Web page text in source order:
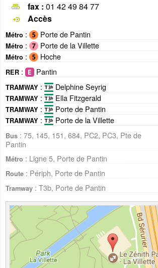
fax : 01 42 49 84 77
Accès
Métro : Porte de Pantin
Métro : Porte de la Villette
Métro : Hoche
RER : Pantin
TRAMWAY : Delphine Seyrig
TRAMWAY : Ella Fitzgerald
TRAMWAY : Porte de Pantin
TRAMWAY : Porte de la Villette
Bus : 75, 145, 151, 684, PC2, PC3, Pte de
Pantin
Métro : Ligne 5, Porte de Pantin
Route : Périph, Porte de Pantin
Tramway : T3b, Porte de Pantin